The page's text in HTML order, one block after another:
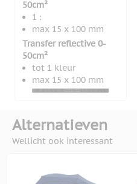
50cm²
1 :
max 15 x 100 mm
Transfer reflective 0-
50cm²
tot 1 kleur
max 15 x 100 mm
Alternatieven
Wellicht ook interessant